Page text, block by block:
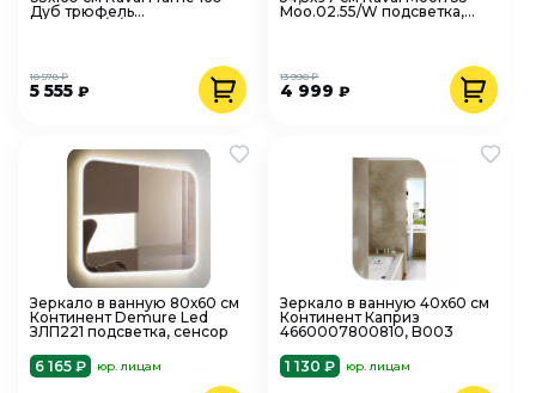
Дуб трюфель
5 555 ₽
10 578 ₽
Moo.02.55/W подсветка,
4 999₽
13 990 ₽
Зеркало в ванную 80х60 см
Континент Demure Led
ЗЛП221 подсветка, сенсор
6 165 ₽
юр. лицам
Зеркало в ванную 40х60 см
Континент Каприз
4660007800810, B003
1 130 ₽
юр. лицам